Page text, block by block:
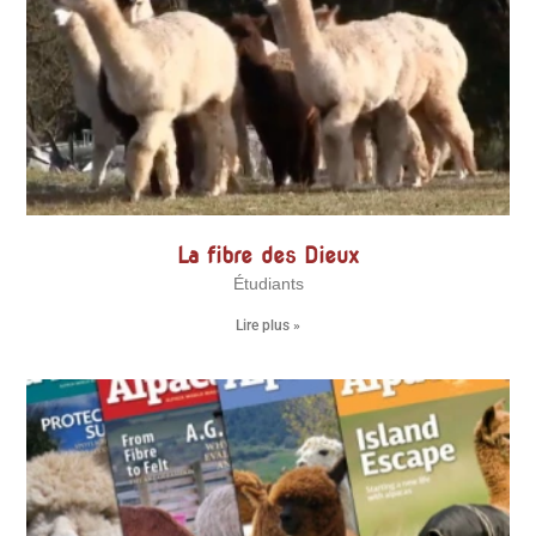
La fibre des Dieux
Étudiants
Lire plus »